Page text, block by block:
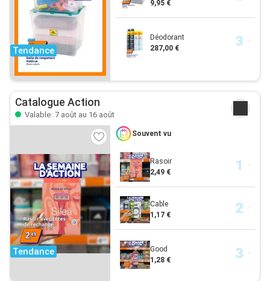
Tendance
9,95 €
Déodorant
287,00 €
Catalogue Action
Valable: 7 août au 16 août
Tendance
Souvent vu
Rasoir
2,49 €
Cable
1,17 €
Good
1,28 €